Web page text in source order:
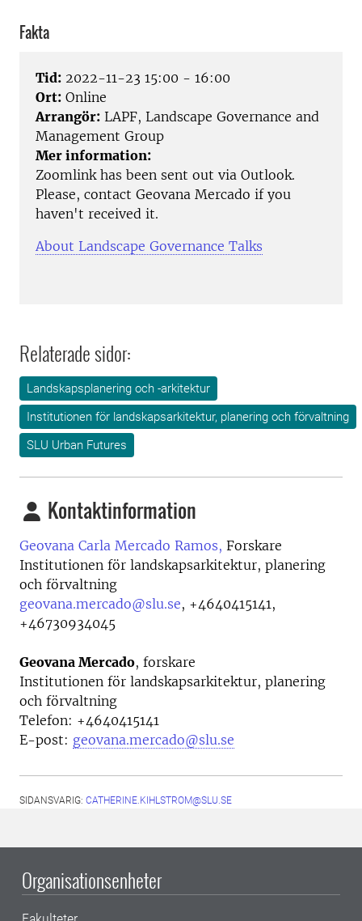
Fakta
Tid: 2022-11-23 15:00 - 16:00
Ort: Online
Arrangör: LAPF, Landscape Governance and
Management Group
Mer information:
Zoomlink has been sent out via Outlook.
Please, contact Geovana Mercado if you
haven't received it.
About Landscape Governance Talks
Relaterade sidor:
Landskapsplanering och -arkitektur
Institutionen för landskapsarkitektur, planering och förvaltning
SLU Urban Futures
Kontaktinformation
Geovana Carla Mercado Ramos, Forskare
Institutionen för landskapsarkitektur, planering
och förvaltning
geovana.mercado@slu.se, +4640415141,
+46730934045
Geovana Mercado, forskare
Institutionen för landskapsarkitektur, planering
och förvaltning
Telefon: +4640415141
E-post: geovana.mercado@slu.se
SIDANSVARIG: CATHERINE.KIHLSTROM@SLU.SE
Organisationsenheter